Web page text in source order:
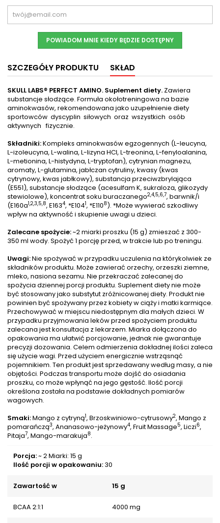
POWIADOM MNIE KIEDY BĘDZIE DOSTĘPNY
SZCZEGÓŁY PRODUKTU SKŁAD
SKULL LABS® PERFECT AMINO. Suplement diety. Zawiera
substancje słodzące. Formuła okołotreningowa na bazie
aminokwasów, rekomendowana jako uzupełnienie diety
sportowców dyscyplin siłowych oraz wszystkich osób
aktywnych fizycznie.
Składniki:Kompleks aminokwasów egzogennych (L-leucyna,
L-izoleucyna, L-walina, L-lizyna HCl, L-treonina, L-fenyloalanina,
L-metionina, L-histydyna, L-tryptofan), cytrynian magnezu,
aromaty, L-glutamina, jabłczan cytruliny, kwasy (kwas
cytrynowy, kwas jabłkowy), substancja przeciwzbrylająca
(E551), substancje słodzące (acesulfam K, sukraloza, glikozydy
stewiolowe), koncentrat soku buraczanego2,4,5,6,7, barwnik/i
(E160a1,2,3,5,8, E1634, *E1041, *E1108). *Może wywierać szkodliwy
wpływ na aktywność i skupienie uwagi u dzieci.
Zalecane spożycie:~2 miarki proszku (15 g) zmieszać z 300-
350 ml wody. Spożyć 1 porcję przed, w trakcie lub po treningu.
Uwagi:Nie spożywać w przypadku uczulenia na którykolwiek ze
składników produktu. Może zawierać orzechy, orzeszki ziemne,
mleko, nasiona sezamu. Nie przekraczać zalecanej do
spożycia dziennej porcji produktu. Suplement diety nie może
być stosowany jako substytut zróżnicowanej diety. Produkt nie
powinien być spożywany przez kobiety w ciąży i matki karmiące.
Przechowywać w miejscu niedostępnym dla małych dzieci. W
przypadku przyjmowania leków przed spożyciem produktu
zalecana jest konsultacja z lekarzem. Miarka dołączona do
opakowania ma ułatwić porcjowanie, jednak nie gwarantuje
precyzji dozowania. Celem odmierzenia dokładnej ilości zaleca
się użycie wagi. Przed użyciem energicznie wstrząsnąć
pojemnikiem. Ten produkt jest sprzedawany według masy, a nie
objętości. Podczas transportu może dojść do osiadania
proszku, co może wpłynąć na jego gęstość. Ilość porcji
określona została na podstawie dokładnych pomiarów
wagowych.
Smaki:Mango z cytryną1, Brzoskwiniowo-cytrusowy2, Mango z
pomarańczą3, Ananasowo-jeżynowy4, Fruit Massage5, Liczi6,
Pitaja7, Mango-marakuja8.
Porcja:~ 2 Miarki: 15 g
Ilość porcji w opakowaniu:30
Zawartość w 15 g
BCAA 2:1:1 4000 mg